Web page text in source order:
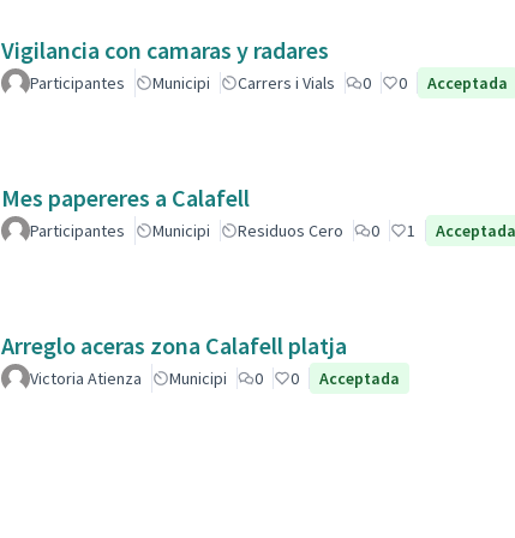
Vigilancia con camaras y radares
Participantes Municipi Carrers i Vials 0 0 Acceptada
Mes papereres a Calafell
Participantes Municipi Residuos Cero 0 1 Acceptada
Arreglo aceras zona Calafell platja
Victoria Atienza Municipi 0 0 Acceptada